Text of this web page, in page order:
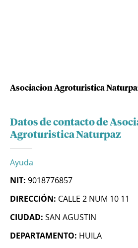
Asociacion Agroturistica
Datos de contacto de
Agroturistica Naturpaz
Ayuda
NIT: 9018776857
DIRECCIÓN: CALLE 2 NUM 10 11
CIUDAD: SAN AGUSTIN
DEPARTAMENTO: HUILA